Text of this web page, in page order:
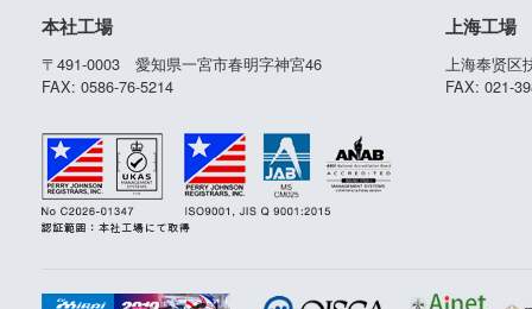
本社工場
〒491-0003 愛知県一宮市春明字神宮46
FAX: 0586-76-5214
上海工場
上海奉贤区
FAX: 021-